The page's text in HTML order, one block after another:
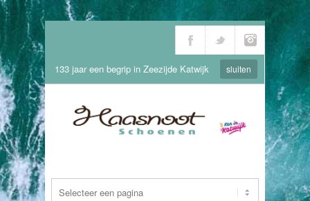
133 jaar een begrip in Zeezijde Katwijk sluiten